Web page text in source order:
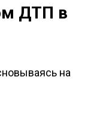
ДТП в
на